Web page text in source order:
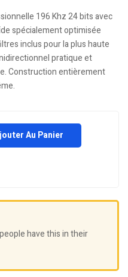
196 Khz 24 bits avec
spécialement optimisée
inclus pour la plus haute
pratique et
Construction entièrement
Au Panier
have this in their